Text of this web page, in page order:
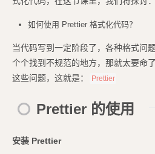
如何使用 Prettier 格式化代码？
当代码写到一定阶段了，各种格式问
个个找到不规范的地方，那就太要命
这些问题，这就是：
Prettier
Prettier 的使用
安装 Prettier